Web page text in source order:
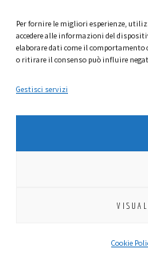
Per fornire le migliori esperienze,
accedere alle informazioni del
elaborare dati come il
o ritirare il consenso può influire
Gestisci servizi
Cookie
2026SGI LAB SRL